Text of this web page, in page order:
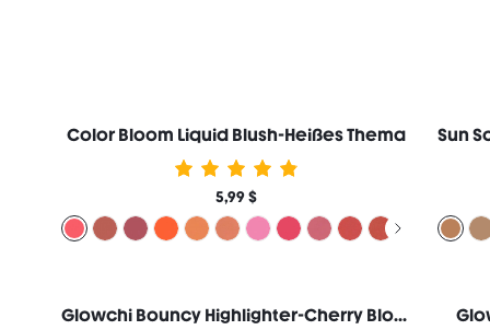
Color Bloom Liquid Blush-Heißes Thema
5,99 $
Glowchi Bouncy Highlighter-Cherry Blossom